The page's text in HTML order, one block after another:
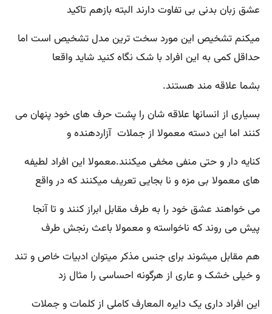
عشق زبان بدنی بی تفاوت دارند البته بازهم تاکید
میکنم تشخیص این مورد سخت ترین مدل تشخیص است اما
حداقل کمی به این افراد با شک نگاه کنید شاید واقعا
بشما علاقه مند هستند.
بسیاری از انسانها علاقه شان را پشت حرف های خود پنهان می
کنند اما این دسته معمولا از جملات آزاردهنده و
کنایه دار و حتی منفی مخفی میکنند.معمولا این افراد لطیفه
های معمولا بی مزه و نا بجایی تعریف میکنند که در واقع
می خواهند عشق خود را به طرف مقابل ابراز کنند و تا آنجا
پیش می روند که ناخواسته و معمولا باعث رنجش طرف
هم مقابل میشوند برای جنس مذکر میتوان ادبیات خاص و تند
و خیلی خشک و عاری از هرگونه احساسی را مثال زد
این افراد داری یک دایره المعارف کاملی از کلمات و جملات